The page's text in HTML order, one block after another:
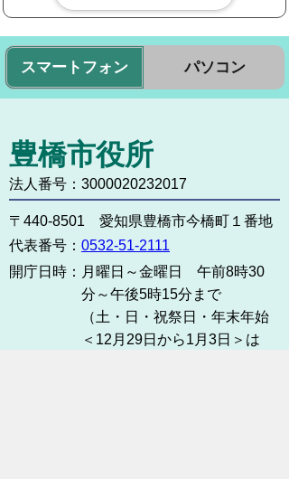
スマートフォン パソコン
豊橋市役所
法人番号：3000020232017
〒440-8501 愛知県豊橋市今橋町１番地
代表番号： 0532-51-2111
開庁日時： 月曜日～金曜日 午前8時30
分～午後5時15分まで
（土・日・祝祭日・年末年始
＜12月29日から1月3日＞は